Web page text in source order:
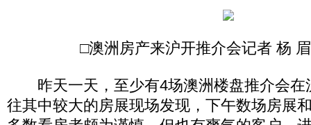
□澳洲房产来沪开推介会记者 杨
昨天一天，至少有4场澳洲楼盘推介会在
往其中较大的房展现场发现，下午数场房展